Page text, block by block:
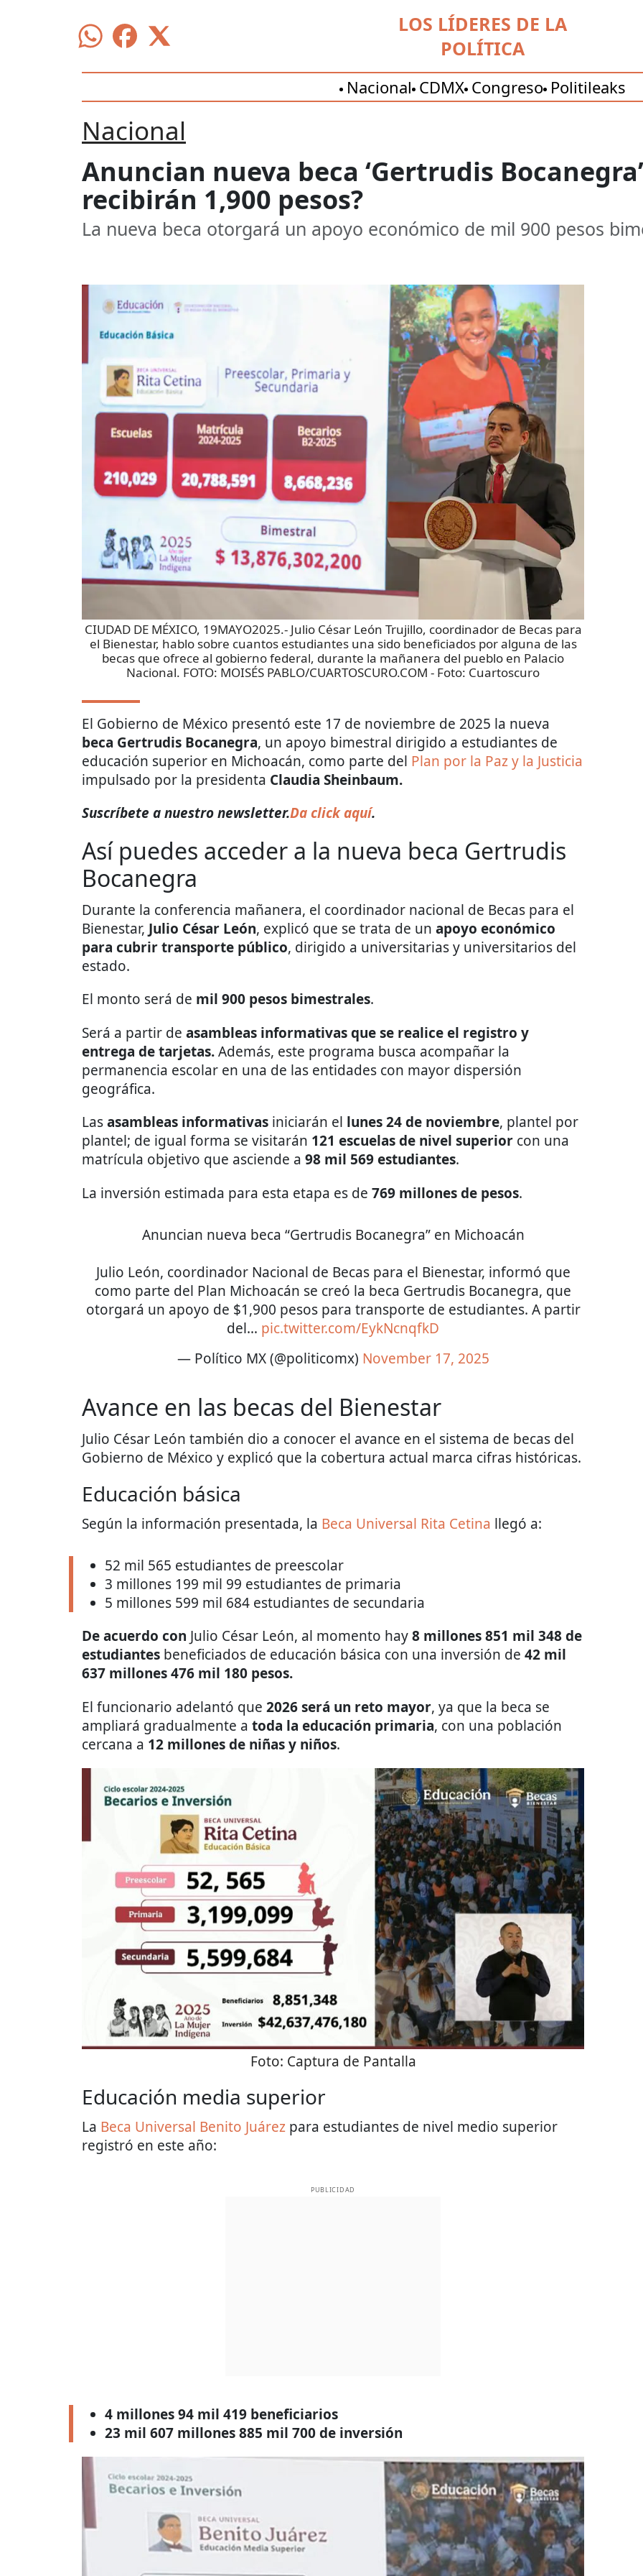
LOS LÍDERES DE LA
POLÍTICA
Nacional CDMX Congreso Politileaks
Nacional
Anuncian nueva beca ‘Gertrudis
recibirán 1,900 pesos?
La nueva beca otorgará un apoyo económico de mil 900 pesos
CIUDAD DE MÉXICO, 19MAYO2025.- Julio César León Trujillo, coordinador de Becas para
el Bienestar, hablo sobre cuantos estudiantes una sido beneficiados por alguna de las
becas que ofrece al gobierno federal, durante la mañanera del pueblo en Palacio
Nacional. FOTO: MOISÉS PABLO/CUARTOSCURO.COM - Foto: Cuartoscuro
El Gobierno de México presentó este 17 de noviembre de 2025 la nueva
beca Gertrudis Bocanegra, un apoyo bimestral dirigido a estudiantes de
educación superior en Michoacán, como parte del Plan por la Paz y la Justicia
impulsado por la presidenta Claudia Sheinbaum.
Suscríbete a nuestro newsletter.Da click aquí.
Así puedes acceder a la nueva beca Gertrudis
Bocanegra
Durante la conferencia mañanera, el coordinador nacional de Becas para el
Bienestar, Julio César León, explicó que se trata de un apoyo económico
para cubrir transporte público, dirigido a universitarias y universitarios del
estado.
El monto será de mil 900 pesos bimestrales.
Será a partir de asambleas informativas que se realice el registro y
entrega de tarjetas.Además, este programa busca acompañar la
permanencia escolar en una de las entidades con mayor dispersión
geográfica.
Lasasambleas informativas iniciarán el lunes 24 de noviembre, plantel por
plantel; de igual forma se visitarán 121 escuelas de nivel superior con una
matrícula objetivo que asciende a 98 mil 569 estudiantes.
La inversión estimada para esta etapa es de 769 millones de pesos.
Anuncian nueva beca “Gertrudis Bocanegra” en Michoacán
Julio León, coordinador Nacional de Becas para el Bienestar, informó que
como parte del Plan Michoacán se creó la beca Gertrudis Bocanegra, que
otorgará un apoyo de $1,900 pesos para transporte de estudiantes. A partir
del… pic.twitter.com/EykNcnqfkD
— Político MX (@politicomx) November 17, 2025
Avance en las becas del Bienestar
Julio César León también dio a conocer el avance en el sistema de becas del
Gobierno de México y explicó que la cobertura actual marca cifras históricas.
Educación básica
Según la información presentada, la Beca Universal Rita Cetina llegó a:
52 mil 565 estudiantes de preescolar
3 millones 199 mil 99 estudiantes de primaria
5 millones 599 mil 684 estudiantes de secundaria
De acuerdo con Julio César León, al momento hay8 millones 851 mil 348 de
estudiantes beneficiados de educación básica con una inversión de 42 mil
637 millones 476 mil 180 pesos.
El funcionario adelantó que 2026 será un reto mayor, ya que la beca se
ampliará gradualmente a toda la educación primaria, con una población
cercana a 12 millones de niñas y niños.
Foto: Captura de Pantalla
Educación media superior
La Beca Universal Benito Juárez para estudiantes de nivel medio superior
registró en este año:
PUBLICIDAD
4 millones 94 mil 419 beneficiarios
23 mil 607 millones 885 mil 700 de inversión